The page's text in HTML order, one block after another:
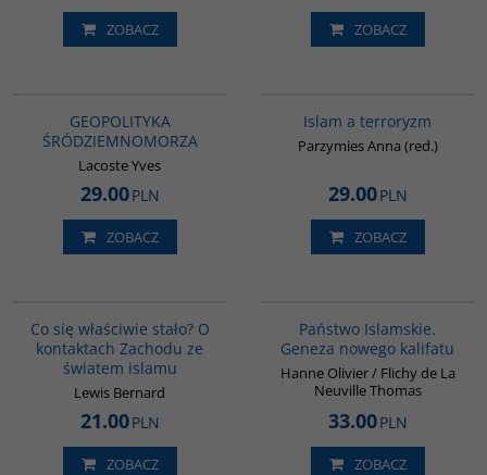
ZOBACZ ZOBACZ
GEOPOLITYKA
ŚRÓDZIEMNOMORZA
Lacoste Yves
29.00PLN
ZOBACZ
Islam a terroryzm
Parzymies Anna (red.)
29.00PLN
ZOBACZ
Co się właściwie stało? O
kontaktach Zachodu ze
światem islamu
Lewis Bernard
21.00PLN
ZOBACZ
Państwo Islamskie.
Geneza nowego kalifatu
Hanne Olivier / Flichy de La
Neuville Thomas
33.00PLN
ZOBACZ